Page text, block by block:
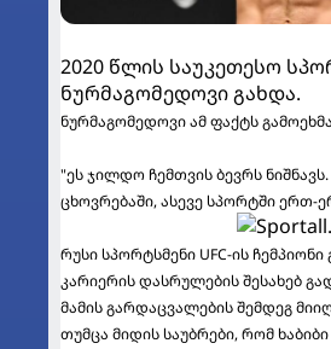
2020 წლის საუკეთესო
ნურმაგომედოვი გახდა.
ნურმაგომედოვი ამ ფაქტს
"ეს ჯილდო ჩემთვის ბევრს
ცხოვრებაში, ასევე სპორტში ერთ-
რუსი სპორტსმენი UFC-ის
კარიერის დასრულების შესახებ
მამის გარდაცვალების შემდეგ
თუმცა მიდის საუბრები, რომ